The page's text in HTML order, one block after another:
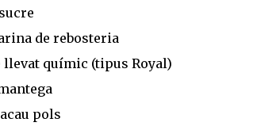
de rebosteria
llevat químic (tipus Royal)
pols